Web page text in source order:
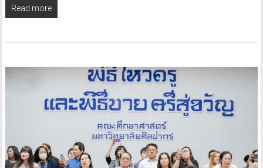
Read more